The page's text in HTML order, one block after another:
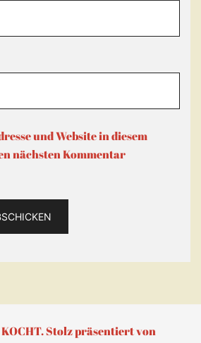
und Website in diesem
nächsten Kommentar
Stolz präsentiert von